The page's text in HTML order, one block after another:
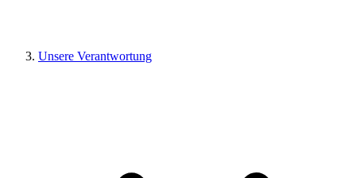
Unsere Verantwortung